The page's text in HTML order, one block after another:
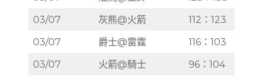
03/07
灰熊@火箭
112：123
03/07
爵士@雷霆
116：103
03/07
火箭@騎士
96：104